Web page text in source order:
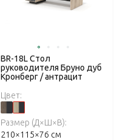
BR-18L Стол
руководителя Бруно дуб
Кронберг / антрацит
Цвет:
Размер (Д×Ш×В):
210×115×76 см